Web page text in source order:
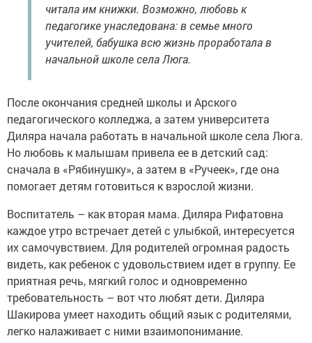
читала им книжки. Возможно, любовь к
педагогике унаследована: в семье много
учителей, бабушка всю жизнь проработала в
начальной школе села Люга.
После окончания средней школы и Арского
педагогического колледжа, а затем университета
Диляра начала работать в начальной школе села Люга.
Но любовь к малышам привела ее в детский сад:
сначала в «Рябинушку», а затем в «Ручеек», где она
помогает детям готовиться к взрослой жизни.
Воспитатель – как вторая мама. Диляра Рифатовна
каждое утро встречает детей с улыбкой, интересуется
их самочувствием. Для родителей огромная радость
видеть, как ребенок с удовольствием идет в группу. Ее
приятная речь, мягкий голос и одновременно
требовательность – вот что любят дети. Диляра
Шакирова умеет находить общий язык с родителями,
легко налаживает с ними взаимопонимание.